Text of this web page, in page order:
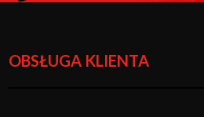
OBSŁUGA KLIENTA